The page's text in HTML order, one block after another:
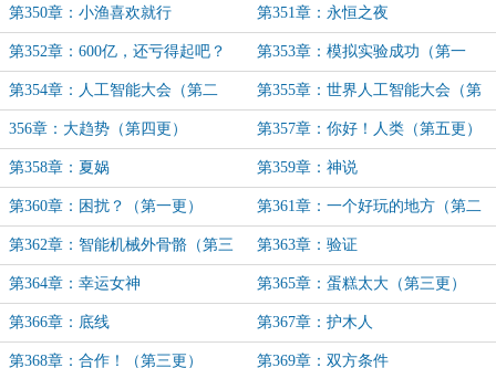
第350章：小渔喜欢就行 第351章：永恒之夜
第352章：600亿，还亏得起吧？
（第三更）
第353章：模拟实验成功（第一
更）
第354章：人工智能大会（第二
更）
第355章：世界人工智能大会（第
三更）
356章：大趋势（第四更） 第357章：你好！人类（第五更）
第358章：夏娲 第359章：神说
第360章：困扰？（第一更） 第361章：一个好玩的地方（第二
更）
第362章：智能机械外骨骼（第三
更）
第363章：验证
第364章：幸运女神 第365章：蛋糕太大（第三更）
第366章：底线 第367章：护木人
第368章：合作！（第三更） 第369章：双方条件